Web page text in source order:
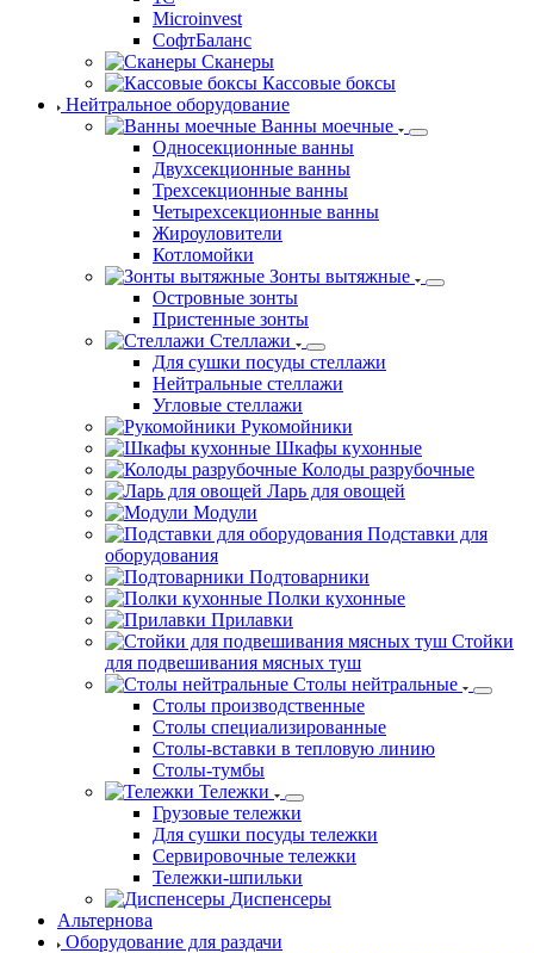
Microinvest
СофтБаланс
Сканеры
Кассовые боксы
Нейтральное оборудование
Ванны моечные
Односекционные ванны
Двухсекционные ванны
Трехсекционные ванны
Четырехсекционные ванны
Жироуловители
Котломойки
Зонты вытяжные
Островные зонты
Пристенные зонты
Стеллажи
Для сушки посуды стеллажи
Нейтральные стеллажи
Угловые стеллажи
Рукомойники
Шкафы кухонные
Колоды разрубочные
Ларь для овощей
Модули
Подставки для
оборудования
Подтоварники
Полки кухонные
Прилавки
Стойки
для подвешивания мясных туш
Столы нейтральные
Столы производственные
Столы специализированные
Столы-вставки в тепловую линию
Столы-тумбы
Тележки
Грузовые тележки
Для сушки посуды тележки
Сервировочные тележки
Тележки-шпильки
Диспенсеры
Альтернова
Оборудование для раздачи